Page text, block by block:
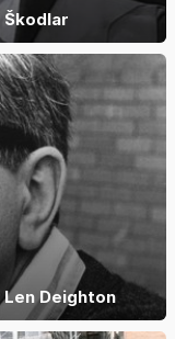
Deighton